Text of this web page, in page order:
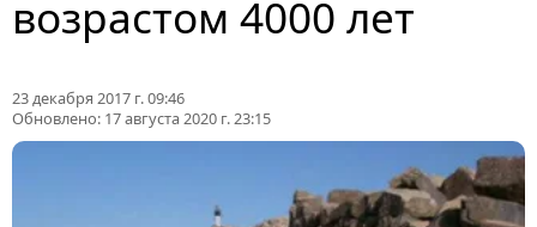
возрастом 4000 лет
23 декабря 2017 г. 09:46
Обновлено: 17 августа 2020 г. 23:15